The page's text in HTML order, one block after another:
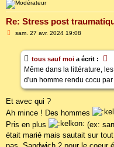
Re: Stress post
Msam. 27 avr. 2024 19:08
tous sauf moi a écrit :
Même dans la littérature,
d'un homme rendu cocu
Et avec qui ?
Ah mince ! Des hommes
Pris en plus
(ex:
était marié mais sautait sur